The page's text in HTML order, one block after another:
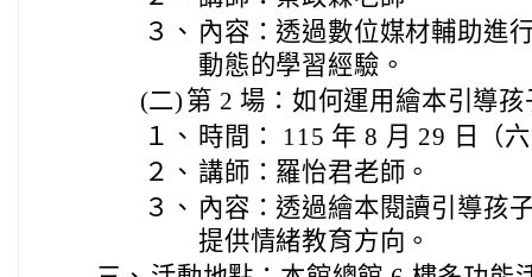
３、 內容：透過數位媒材輔助進
動態的學習經驗。
(二) 第 2 場：如何運用繪本引導孩
１、 時間： 115 年 8 月 29 日（
２、 講師：羅怡君老師。
３、 內容：透過繪本閱讀引導孩
提供情緒教育方向。